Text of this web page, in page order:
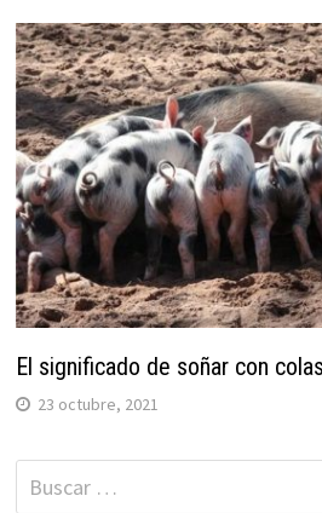
El significado de soñar con
23 octubre, 2021
Buscar: